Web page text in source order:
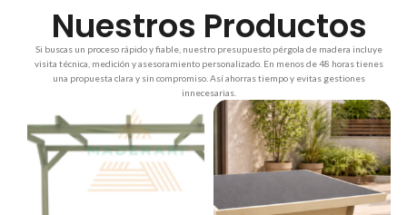
Nuestros Productos
Si buscas un proceso rápido y fiable, nuestro presupuesto pérgola de madera incluye
visita técnica, medición y asesoramiento personalizado. En menos de 48 horas tienes
una propuesta clara y sin compromiso. Así ahorras tiempo y evitas gestiones
innecesarias.